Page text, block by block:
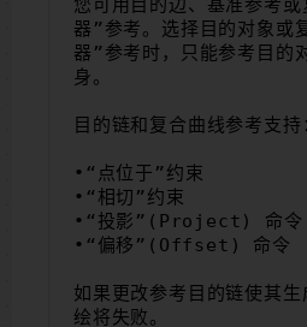
您可用目的边、基准参考
器”参考。选择目的对象或
器”参考时，只能参考目的
身。
目的链和复合曲线参考支持
•“点位于”约束
•“相切”约束
•“投影”(Project) 命令
•“偏移”(Offset) 命令
如果更改参考目的链使其
绘将失败。